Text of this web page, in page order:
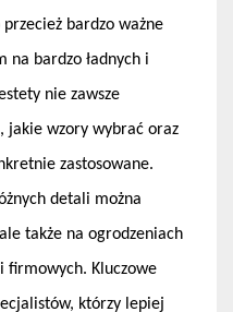
bardzo ważne
na bardzo ładnych i
nie zawsze
jakie wzory wybrać oraz
zastosowane.
detali można
także na ogrodzeniach
firmowych. Kluczowe
którzy lepiej